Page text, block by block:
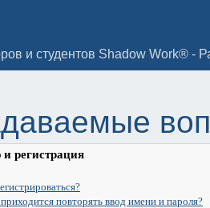
регистрация
повторять ввод имени и пароля?